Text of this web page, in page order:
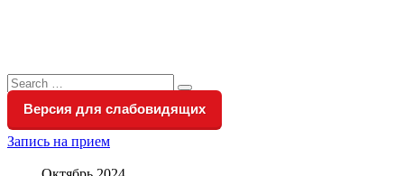
Search
for:
Search
Версия для слабовидящих
Запись на прием